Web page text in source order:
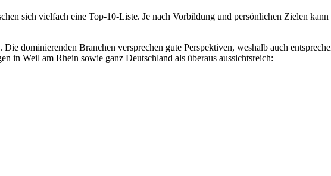
sich vielfach eine Top-10-Liste. Je nach Vorbildung und persönlichen Zielen kann
dominierenden Branchen versprechen gute Perspektiven, weshalb auch
in Weil am Rhein sowie ganz Deutschland als überaus aussichtsreich: